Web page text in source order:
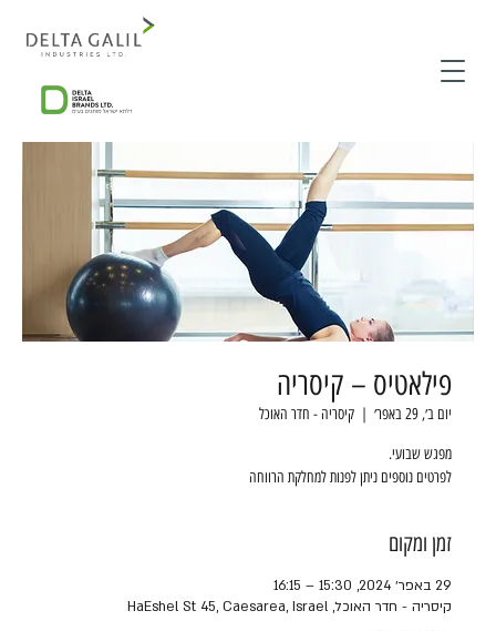
פילאטיס – קיסריה
יום ב׳, 29 באפר׳
  |
קיסריה - חדר האוכל
לפרטים נוספים ניתן לפנות למחלקת הרווחה
זמן ומקום
29 באפר׳ 2024, 15:30 – 16:15
קיסריה - חדר האוכל, HaEshel St 45, Caesarea, Israel